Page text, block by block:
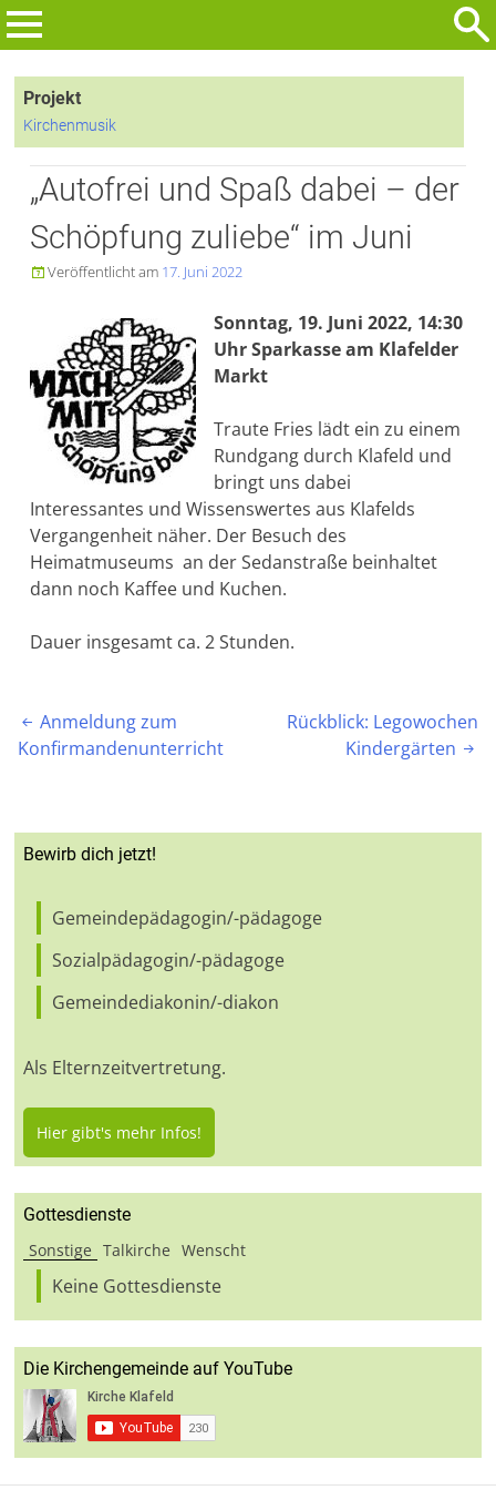
Zum
Inhalt
nach:Projekt
Kirchenmusik
„Autofrei und Spaß dabei – der
Schöpfung zuliebe“ im Juni
Veröffentlicht am 17. Juni 2022
Sonntag, 19. Juni 2022, 14:30
Uhr Sparkasse am Klafelder
Markt
Traute Fries lädt ein zu einem
Rundgang durch Klafeld und
bringt uns dabei
Interessantes und Wissenswertes aus Klafelds
Vergangenheit näher. Der Besuch des
Heimatmuseums an der Sedanstraße beinhaltet
dann noch Kaffee und Kuchen.
Dauer insgesamt ca. 2 Stunden.
Beitragsnavigation
 Anmeldung zum
Konfirmandenunterricht
Rückblick: Legowochen
Kindergärten 
Bewirb dich jetzt!
Gemeindepädagogin/-pädagoge
Sozialpädagogin/-pädagoge
Gemeindediakonin/-diakon
Als Elternzeitvertretung.
Hier gibt's mehr Infos!
Gottesdienste
Sonstige
Talkirche Wenscht
Keine Gottesdienste
Die Kirchengemeinde auf YouTube